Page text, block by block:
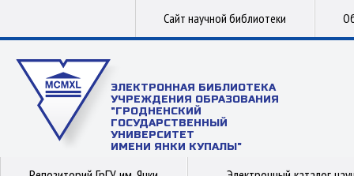
Сайт научной библиотеки
ЭЛЕКТРОННАЯ БИБЛИОТЕКА
УЧРЕЖДЕНИЯ ОБРАЗОВАНИЯ
"ГРОДНЕНСКИЙ
ГОСУДАРСТВЕННЫЙ
УНИВЕРСИТЕТ
ИМЕНИ ЯНКИ КУПАЛЫ"